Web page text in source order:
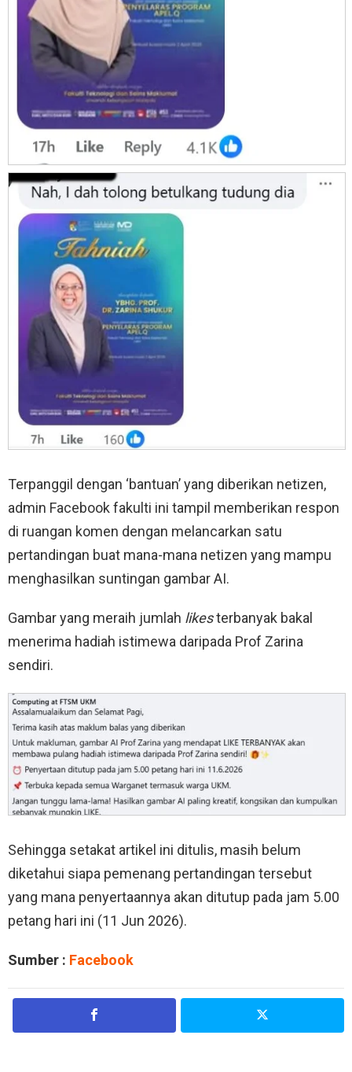
Terpanggil dengan ‘bantuan’ yang diberikan netizen,
admin Facebook fakulti ini tampil memberikan respon
di ruangan komen dengan melancarkan satu
pertandingan buat mana-mana netizen yang mampu
menghasilkan suntingan gambar AI.
Gambar yang meraih jumlah likesterbanyak bakal
menerima hadiah istimewa daripada Prof Zarina
sendiri.
Sehingga setakat artikel ini ditulis, masih belum
diketahui siapa pemenang pertandingan tersebut
yang mana penyertaannya akan ditutup pada jam 5.00
petang hari ini (11 Jun 2026).
Sumber : Facebook